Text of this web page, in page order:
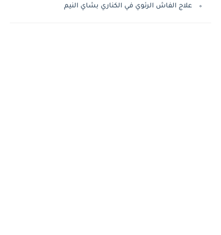
علاج الفاش الرئوي في الكناري بشاي النيم